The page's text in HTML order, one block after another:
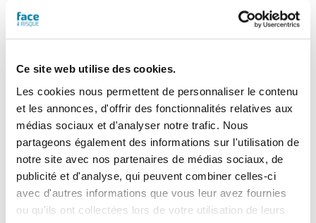
Ce site web utilise des cookies.
Les cookies nous permettent de personnaliser le contenu
et les annonces, d'offrir des fonctionnalités relatives aux
médias sociaux et d'analyser notre trafic. Nous
partageons également des informations sur l'utilisation de
notre site avec nos partenaires de médias sociaux, de
publicité et d'analyse, qui peuvent combiner celles-ci
avec d'autres informations que vous leur avez fournies
ou qu'ils ont collectées lors de votre utilisation de leurs
– Rédacteur en chef
Actualités